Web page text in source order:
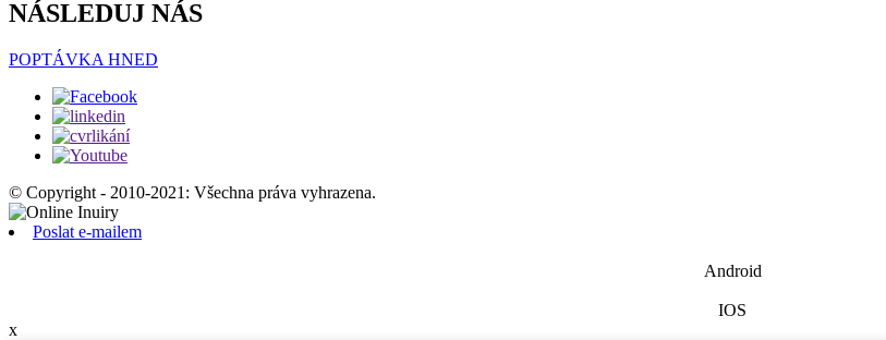
NÁSLEDUJ NÁS
POPTÁVKA HNED
© Copyright - 2010-2021: Všechna práva vyhrazena.
Poslat e-mailem
Android
IOS
x